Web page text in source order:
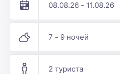
08.08.26 - 11.08.26
7 - 9 ночей
2 туриста